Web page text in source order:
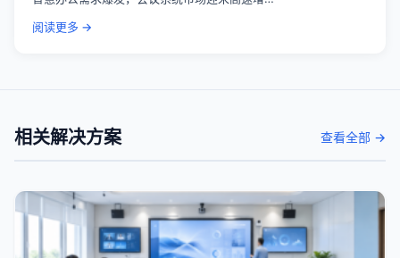
阅读更多 →
相关解决方案 查看全部 →